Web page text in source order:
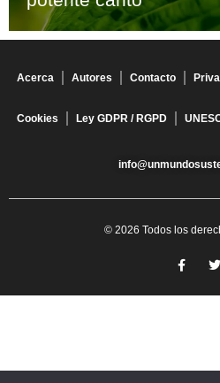
Acerca Autores Contacto
Cookies Ley GDPR / RGPD
© 2026 Todos los